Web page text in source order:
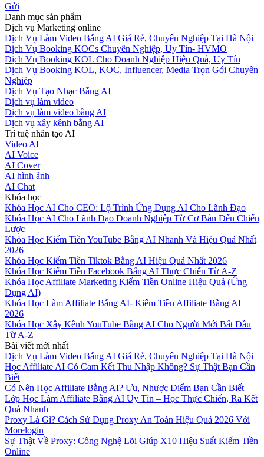
Gửi
Danh mục sản phẩm
Dịch vụ Marketing online
Dịch Vụ Làm Video Bằng AI Giá Rẻ, Chuyên Nghiệp Tại Hà Nội
Dịch Vụ Booking KOCs Chuyên Nghiệp, Uy Tín- HVMO
Dịch Vụ Booking KOL Cho Doanh Nghiệp Hiệu Quả, Uy Tín
Dịch Vụ Booking KOL, KOC, Influencer, Media Trọn Gói Chuyên
Nghiệp
Dịch Vụ Tạo Nhạc Bằng AI
Dịch vụ làm video
Dịch vụ làm video bằng AI
Dịch vụ xây kênh bằng AI
Trí tuệ nhân tạo AI
Video AI
AI Voice
AI Cover
AI hình ảnh
AI Chat
Khóa học
Khóa Học AI Cho CEO: Lộ Trình Ứng Dụng AI Cho Lãnh Đạo
Khóa Học AI Cho Lãnh Đạo Doanh Nghiệp Từ Cơ Bản Đến Chiến
Lược
Khóa Học Kiếm Tiền YouTube Bằng AI Nhanh Và Hiệu Quả Nhất
2026
Khóa Học Kiếm Tiền Tiktok Bằng AI Hiệu Quả Nhất 2026
Khóa Học Kiếm Tiền Facebook Bằng AI Thực Chiến Từ A-Z
Khóa Học Affiliate Marketing Kiếm Tiền Online Hiệu Quả (Ứng
Dụng AI)
Khóa Học Làm Affiliate Bằng AI- Kiếm Tiền Affiliate Bằng AI
2026
Khóa Học Xây Kênh YouTube Bằng AI Cho Người Mới Bắt Đầu
Từ A-Z
Bài viết mới nhất
Dịch Vụ Làm Video Bằng AI Giá Rẻ, Chuyên Nghiệp Tại Hà Nội
Học Affiliate AI Có Cam Kết Thu Nhập Không? Sự Thật Bạn Cần
Biết
Có Nên Học Affiliate Bằng AI? Ưu, Nhược Điểm Bạn Cần Biết
Lớp Học Làm Affiliate Bằng AI Uy Tín – Học Thực Chiến, Ra Kết
Quả Nhanh
Proxy Là Gì? Cách Sử Dụng Proxy An Toàn Hiệu Quả 2026 Với
Morelogin
Sự Thật Về Proxy: Công Nghệ Lõi Giúp X10 Hiệu Suất Kiếm Tiền
Online